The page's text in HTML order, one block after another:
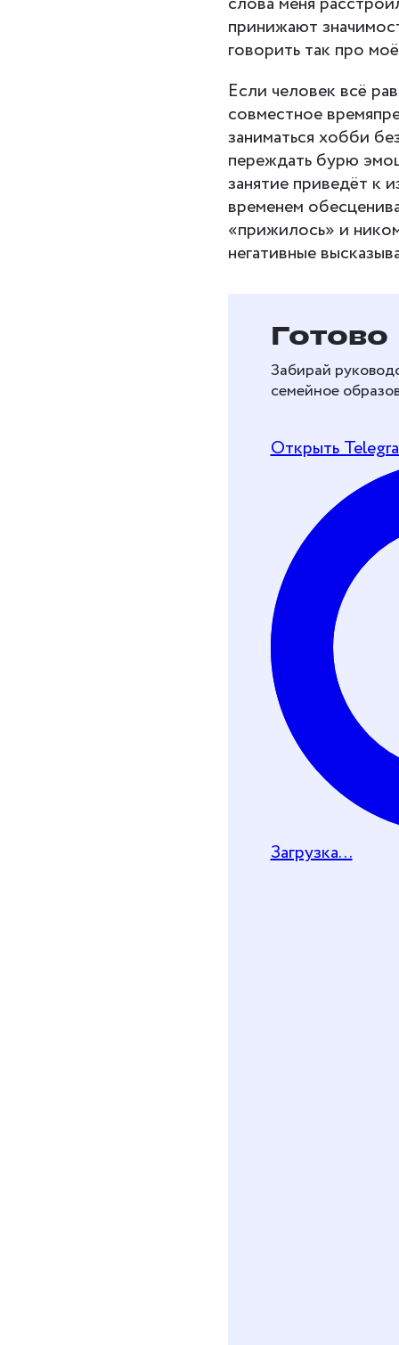
принижают
говорить так про
Если человек всё
совместное
заниматься хобби
переждать бурю
занятие приведёт к
временем
«прижилось» и
негативные
и перейти на
Хочу получить
Телеграм-бот
Почту
Готово
Забирай
семейное
Открыть
Загрузка...